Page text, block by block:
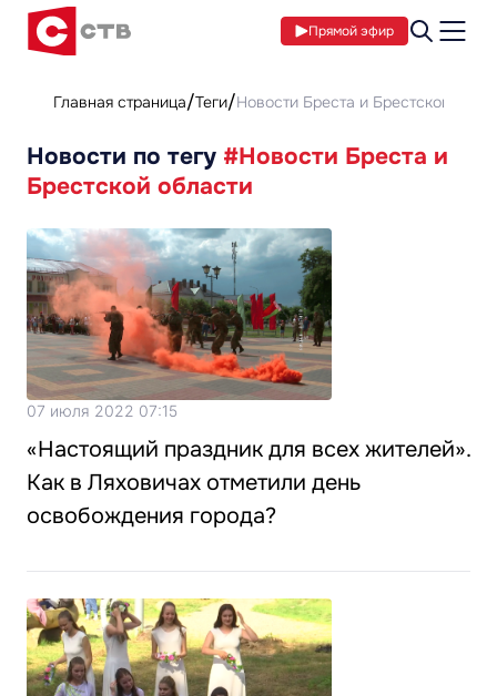
Прямой эфир
Главная страница Теги Новости Бреста и Брестской
Новости по тегу #Новости Бреста и
Брестской области
07 июля 2022 07:15
«Настоящий праздник для всех жителей».
Как в Ляховичах отметили день
освобождения города?